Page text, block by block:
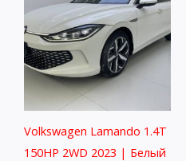
Volkswagen Lamando 1.4T
150HP 2WD 2023 | Белый